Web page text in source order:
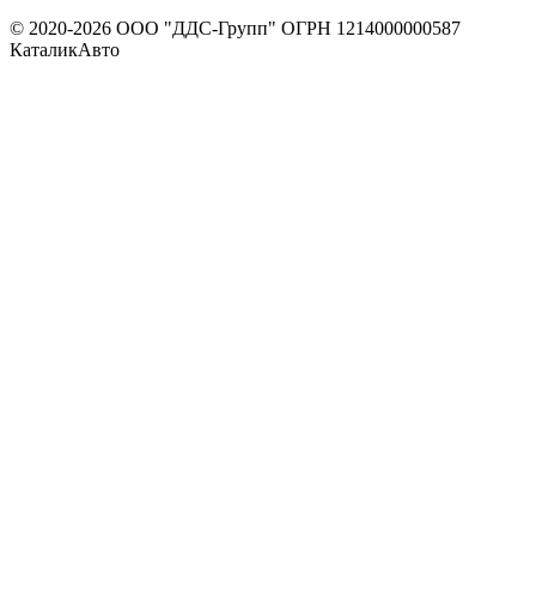
© 2020-2026 ООО "ДДС-Групп" ОГРН 1214000000587
КаталикАвто